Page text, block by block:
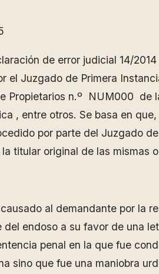
de error judicial 14/
el Juzgado de Primera
Propietarios n.º NUM000
, entre otros. Se basa en
por parte del Juzgado
titular original de las
al demandante por la
endoso a su favor de una
penal en la que fue
sino que fue una maniobra